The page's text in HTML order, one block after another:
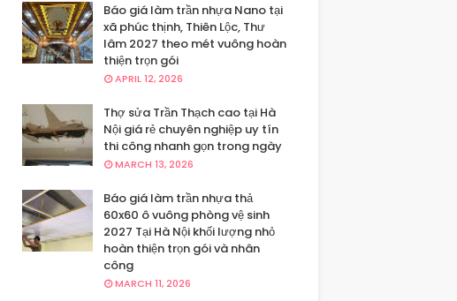
Báo giá làm trần nhựa Nano tại
xã phúc thịnh, Thiên Lộc, Thư
lâm 2027 theo mét vuông hoàn
thiện trọn gói
APRIL 12, 2026
Thợ sửa Trần Thạch cao tại Hà
Nội giá rẻ chuyên nghiệp uy tín
thi công nhanh gọn trong ngày
MARCH 13, 2026
Báo giá làm trần nhựa thả
60x60 ô vuông phòng vệ sinh
2027 Tại Hà Nội khối lượng nhỏ
hoàn thiện trọn gói và nhân
công
MARCH 11, 2026